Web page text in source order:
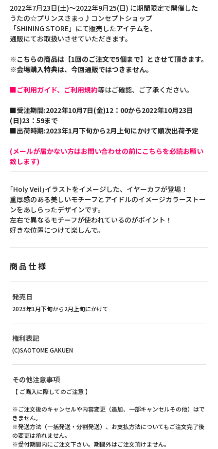
2022年7月23日(土)～2022年9月25(日) に期間限定で開催した
うたの☆プリンスさまっ♪コンセプトショップ
「SHINING STORE」にて販売したアイテムを、
通販にてお取扱いさせていただきます。
※こちらの商品は【1回のご注文で5個まで】とさせて頂きます。
※会場購入特典は、今回通販ではつきません。
■ご利用ガイド、ご利用規約等はご確認、ご了承ください。
■受注期間:2022年10月7日(金)12：00から2022年10月23日
(日)23：59まで
■出荷時期:2023年1月下旬から2月上旬にかけて順次出荷予定
(メールが届かない方はお問い合わせの前にこちらを必読お願い
致します)
｢Holy Veil｣イラストをイメージした、イヤーカフが登場！
重厚感のある美しいモチーフとアイドルのイメージカラーストー
ンをあしらったデザインです。
左右で異なるモチーフが使われているのがポイント！
好きな位置につけて楽しんで。
商品仕様
発売日
2023年1月下旬から2月上旬にかけて
権利表記
(C)SAOTOME GAKUEN
その他注意事項
【 ご購入に際してのご注意 】
※ご注文後のキャンセルや内容変更（追加、一部キャンセルその他）はで
きません。
※発送方法（一括発送・分割発送）、お支払方法についてもご注文完了後
の変更は承れません。
※受付期間内にご注文下さい。期間外はご注文頂けません。